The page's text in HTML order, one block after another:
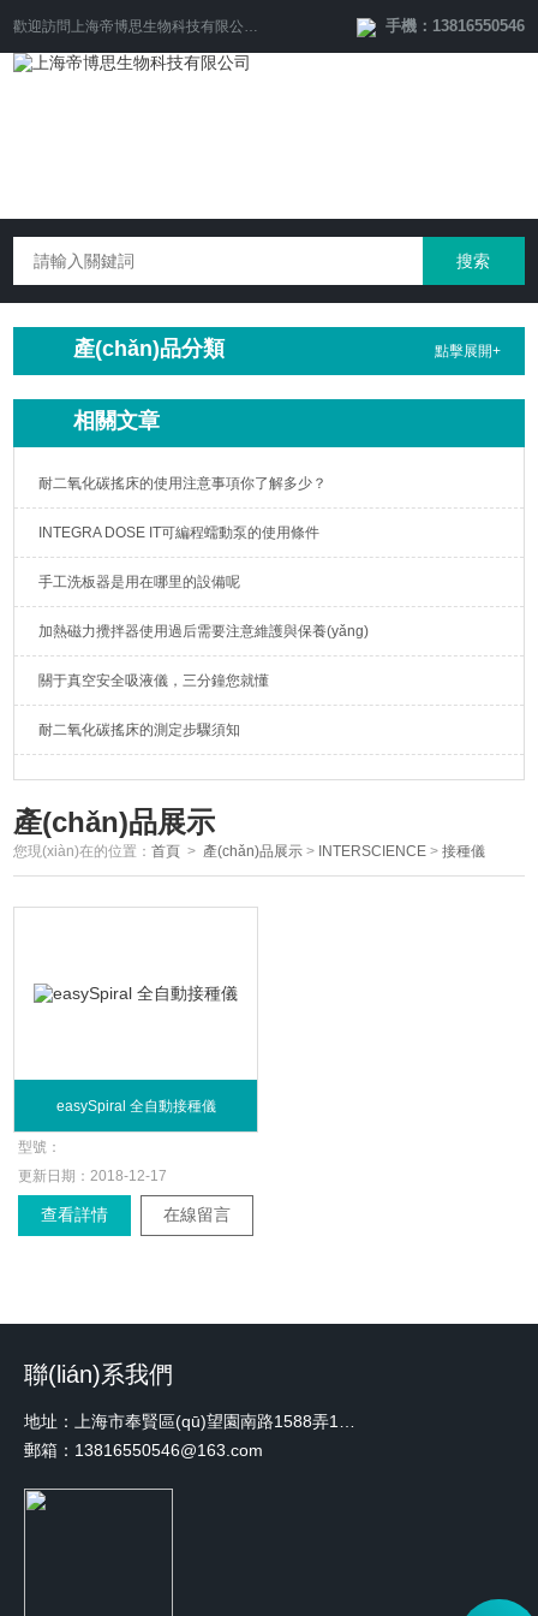
歡迎訪問 上海帝博思生物科技有限公司 手機：13816550546
產(chǎn)品分類 點擊展開+
相關文章
耐二氧化碳搖床的使用注意事項你了解多少？
INTEGRA DOSE IT可編程蠕動泵的使用條件
手工洗板器是用在哪里的設備呢
加熱磁力攪拌器使用過后需要注意維護與保養(yǎng)
關于真空安全吸液儀，三分鐘您就懂
耐二氧化碳搖床的測定步驟須知
產(chǎn)品展示
您現(xiàn)在的位置：首頁 > 產(chǎn)品展示 > INTERSCIENCE >接種儀
easySpiral 全自動接種儀
型號：
更新日期：2018-12-17
查看詳情 在線留言
聯(lián)系我們
郵箱：13816550546@163.com